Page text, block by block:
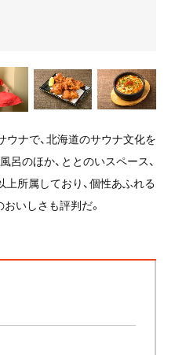
ナで、北海道のサウナ文化を
呂のほか、ととのいスペース、
所属しており、個性あふれる
いしさも評判だ。